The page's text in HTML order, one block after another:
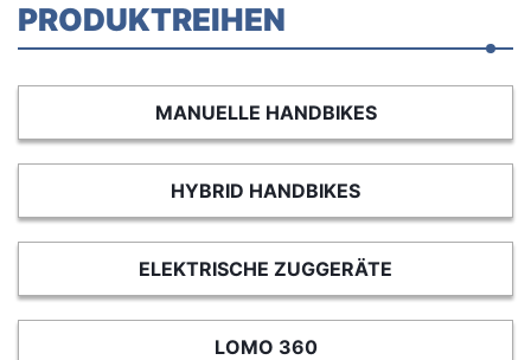
PRODUKTREIHEN
MANUELLE HANDBIKES
HYBRID HANDBIKES
ELEKTRISCHE ZUGGERÄTE
LOMO 360